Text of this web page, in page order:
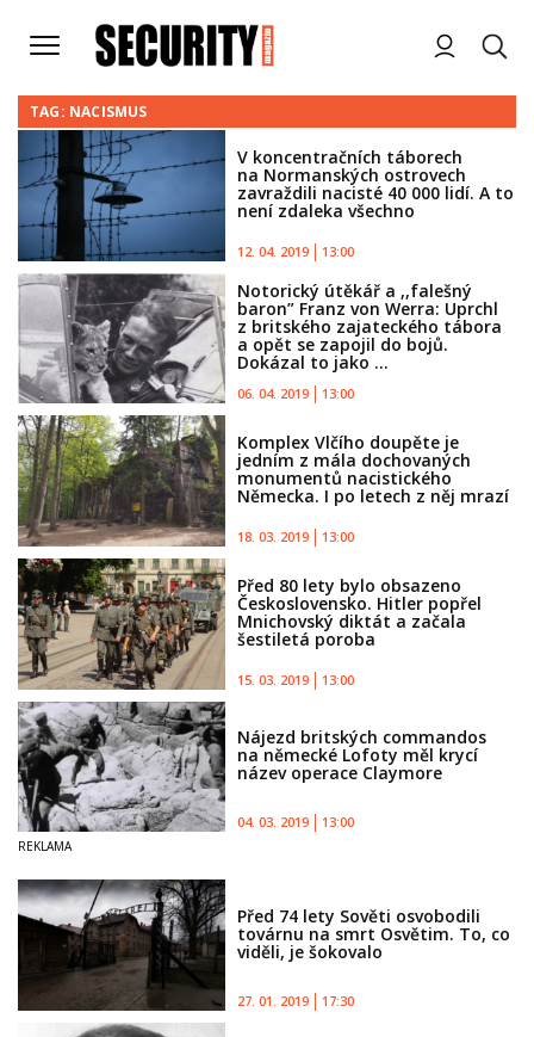
TAG: NACISMUS
V koncentračních táborech
na Normanských ostrovech
zavraždili nacisté 40 000 lidí. A to
není zdaleka všechno
12. 04. 2019 13:00
Notorický útěkář a ,,falešný
baron” Franz von Werra: Uprchl
z britského zajateckého tábora
a opět se zapojil do bojů.
Dokázal to jako ...
06. 04. 2019 13:00
Komplex Vlčího doupěte je
jedním z mála dochovaných
monumentů nacistického
Německa. I po letech z něj mrazí
18. 03. 2019 13:00
Před 80 lety bylo obsazeno
Československo. Hitler popřel
Mnichovský diktát a začala
šestiletá poroba
15. 03. 2019 13:00
Nájezd britských commandos
na německé Lofoty měl krycí
název operace Claymore
04. 03. 2019 13:00
Před 74 lety Sověti osvobodili
továrnu na smrt Osvětim. To, co
viděli, je šokovalo
27. 01. 2019 17:30